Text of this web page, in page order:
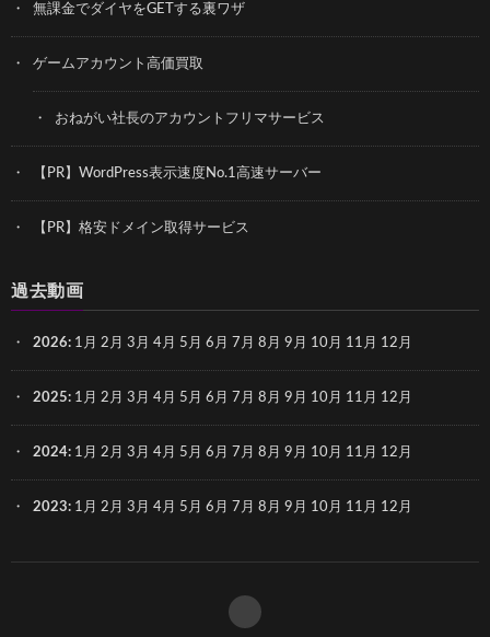
無課金でダイヤをGETする裏ワザ
ゲームアカウント高価買取
おねがい社長のアカウントフリマサービス
【PR】WordPress表示速度No.1高速サーバー
【PR】格安ドメイン取得サービス
過去動画
2026: 1月 2月 3月 4月 5月 6月 7月 8月 9月 10月 11月 12月
2025: 1月 2月 3月 4月 5月 6月 7月 8月 9月 10月 11月 12月
2024: 1月 2月 3月 4月 5月 6月 7月 8月 9月 10月 11月 12月
2023: 1月 2月 3月 4月 5月 6月 7月 8月 9月 10月 11月 12月